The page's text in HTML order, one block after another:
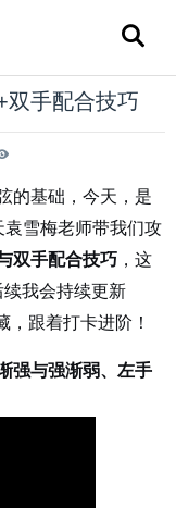
双手配合技巧
的基础 ，今天，是
袁雪梅老师带我们攻
双手配合技巧 ，这
续我会持续更新
跟着打卡进阶！
强与强渐弱、左手